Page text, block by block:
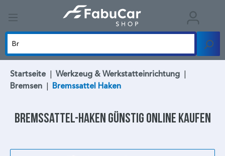
Startseite | Werkzeug & Werkstatteinrichtung |
Bremsen | Bremssattel Haken
Bremssattel-Haken günstig online kaufen